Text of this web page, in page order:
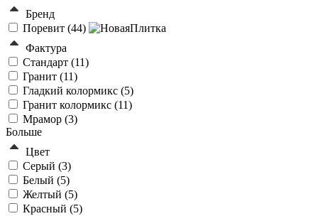
Бренд
Поревит (44)
Фактура
Стандарт (11)
Гранит (11)
Гладкий колормикс (5)
Гранит колормикс (11)
Мрамор (3)
Больше
Цвет
Серый (3)
Белый (5)
Желтый (5)
Красный (5)